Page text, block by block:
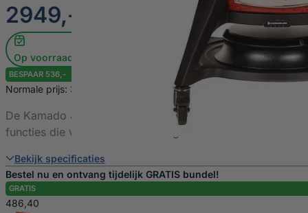
€
2949,-
Op voorraad
BESPAAR 536,-
Normale prijs: 3485,-
De Kamado Joe Big Joe 3 is de ultieme kamado grill
functies die voldoen aan de hoogste eisen.
Bekijk specificaties
Bestel nu en ontvang tijdelijk GRATIS bundel!
GRATIS
486,40